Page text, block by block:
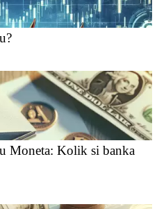
Moneta: Kolik si banka